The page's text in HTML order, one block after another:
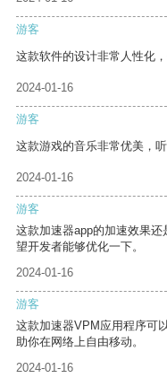
游客
这款软件的设计非常人性化
2024-01-16
游客
这款游戏的音乐非常优美，听
2024-01-16
游客
这款加速器app的加速效果
望开发者能够优化一下。
2024-01-16
游客
这款加速器VPM应用程序可
助你在网络上自由移动。
2024-01-16